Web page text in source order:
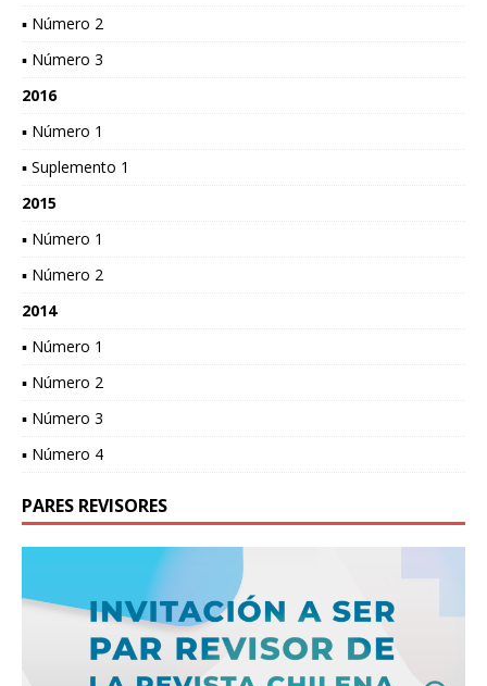
▪ Número 2
▪ Número 3
2016
▪ Número 1
▪ Suplemento 1
2015
▪ Número 1
▪ Número 2
2014
▪ Número 1
▪ Número 2
▪ Número 3
▪ Número 4
PARES REVISORES